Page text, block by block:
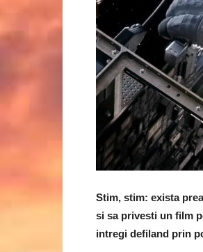
Stim, stim: exista
si sa privesti un film
intregi defiland prin